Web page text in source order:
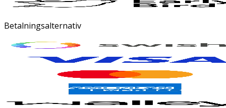
Betalningsalternativ